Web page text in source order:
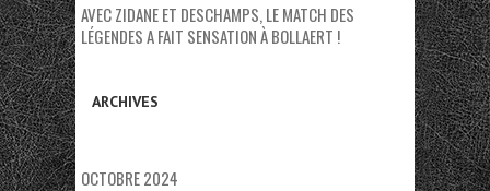
AVEC ZIDANE ET DESCHAMPS, LE MATCH DES
LÉGENDES A FAIT SENSATION À BOLLAERT !
ARCHIVES
OCTOBRE 2024